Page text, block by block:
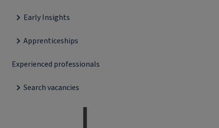
Early Insights
Apprenticeships
Experienced professionals
Search vacancies